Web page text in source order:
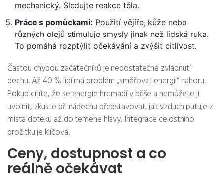
mechanický. Sledujte reakce těla.
Práce s pomůckami: Použití vějíře, kůže nebo
různých olejů stimuluje smysly jinak než lidská ruka.
To pomáhá rozptýlit očekávání a zvýšit citlivost.
Častou chybou začátečníků je nedostatečné zvládnutí
dechu. Až 40 % lidí má problém „směřovat energii“ nahoru.
Pokud cítíte, že se energie hromadí v břiše a nemůžete ji
uvolnit, zkuste při nádechu představovat, jak vzduch putuje z
místa doteku až do temene hlavy. Integrace celostního
prožitku je klíčová.
Ceny, dostupnost a co
reálně očekávat